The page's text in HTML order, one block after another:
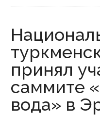
принял
саммите
вода» в